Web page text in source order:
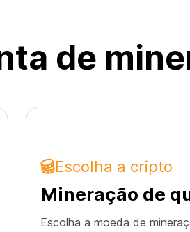
de
Escolha a cripto
Mineração de
Escolha a moeda de